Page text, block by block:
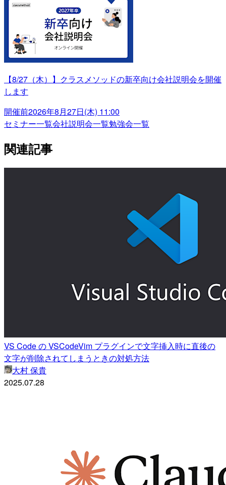
【8/27（木）】クラスメソッドの新卒向け会社説明会を開催
します
開催前2026年8月27日(木) 11:00
セミナー一覧会社説明会一覧勉強会一覧
関連記事
VS Code の VSCodeVim プラグインで文字挿入時に直後の
文字が削除されてしまうときの対処方法
大村 保貴
2025.07.28